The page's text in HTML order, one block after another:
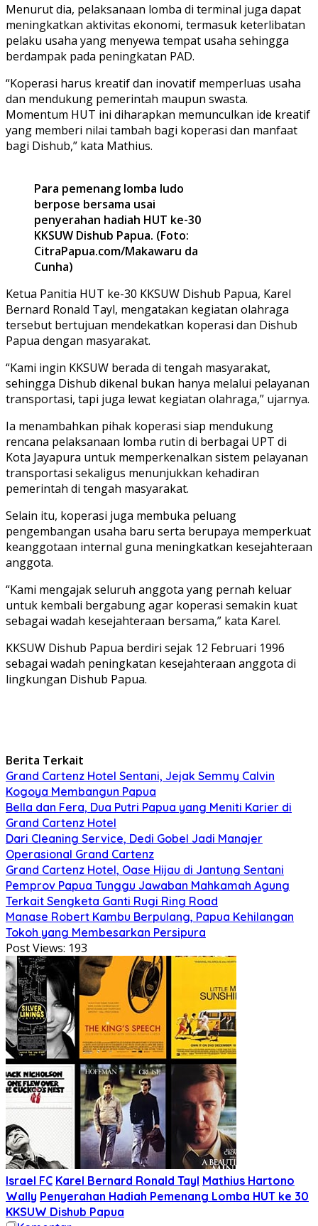
Menurut dia, pelaksanaan lomba di terminal juga dapat
meningkatkan aktivitas ekonomi, termasuk keterlibatan
pelaku usaha yang menyewa tempat usaha sehingga
berdampak pada peningkatan PAD.
“Koperasi harus kreatif dan inovatif memperluas usaha
dan mendukung pemerintah maupun swasta.
Momentum HUT ini diharapkan memunculkan ide kreatif
yang memberi nilai tambah bagi koperasi dan manfaat
bagi Dishub,” kata Mathius.
Para pemenang lomba ludo
berpose bersama usai
penyerahan hadiah HUT ke-30
KKSUW Dishub Papua. (Foto:
CitraPapua.com/Makawaru da
Cunha)
Ketua Panitia HUT ke-30 KKSUW Dishub Papua, Karel
Bernard Ronald Tayl, mengatakan kegiatan olahraga
tersebut bertujuan mendekatkan koperasi dan Dishub
Papua dengan masyarakat.
“Kami ingin KKSUW berada di tengah masyarakat,
sehingga Dishub dikenal bukan hanya melalui pelayanan
transportasi, tapi juga lewat kegiatan olahraga,” ujarnya.
Ia menambahkan pihak koperasi siap mendukung
rencana pelaksanaan lomba rutin di berbagai UPT di
Kota Jayapura untuk memperkenalkan sistem pelayanan
transportasi sekaligus menunjukkan kehadiran
pemerintah di tengah masyarakat.
Selain itu, koperasi juga membuka peluang
pengembangan usaha baru serta berupaya memperkuat
keanggotaan internal guna meningkatkan kesejahteraan
anggota.
“Kami mengajak seluruh anggota yang pernah keluar
untuk kembali bergabung agar koperasi semakin kuat
sebagai wadah kesejahteraan bersama,” kata Karel.
KKSUW Dishub Papua berdiri sejak 12 Februari 1996
sebagai wadah peningkatan kesejahteraan anggota di
lingkungan Dishub Papua.
Berita Terkait
Grand Cartenz Hotel Sentani, Jejak Semmy Calvin
Kogoya Membangun Papua
Bella dan Fera, Dua Putri Papua yang Meniti Karier di
Grand Cartenz Hotel
Dari Cleaning Service, Dedi Gobel Jadi Manajer
Operasional Grand Cartenz
Grand Cartenz Hotel, Oase Hijau di Jantung Sentani
Pemprov Papua Tunggu Jawaban Mahkamah Agung
Terkait Sengketa Ganti Rugi Ring Road
Manase Robert Kambu Berpulang, Papua Kehilangan
Tokoh yang Membesarkan Persipura
Post Views: 193
Israel FC Karel Bernard Ronald Tayl Mathius Hartono
Wally Penyerahan Hadiah Pemenang Lomba HUT ke 30
KKSUW Dishub Papua